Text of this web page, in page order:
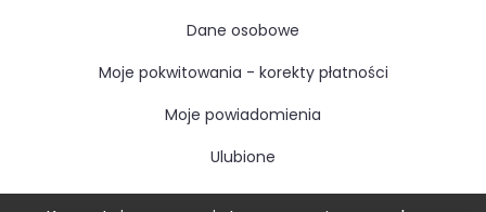
dane osobowe
moje pokwitowania - korekty płatności
moje powiadomienia
ulubione